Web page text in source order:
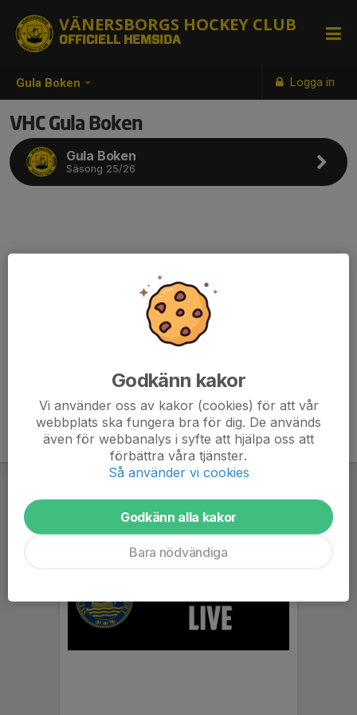
Gula Boken Logga in
VÄNERSBORGS HOCKEY CLUB
OFFICIELL HEMSIDA
VHC Gula Boken
Gula Boken
Säsong 25/26
Godkänn kakor
Vi använder oss av kakor (cookies) för att vår
webbplats ska fungera bra för dig. De används
även för webbanalys i syfte att hjälpa oss att
förbättra våra tjänster.
Så använder vi cookies
Godkänn alla kakor
Bara nödvändiga